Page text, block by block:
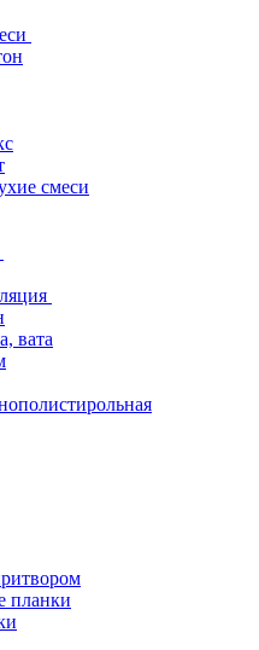
смеси
вата
планки